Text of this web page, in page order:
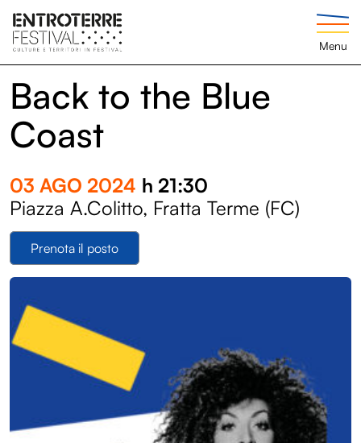
Menu
Back to the Blue
Coast
03 AGO 2024 h 21:30
Piazza A.Colitto, Fratta Terme (FC)
Prenota il posto